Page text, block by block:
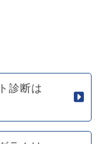
診断は